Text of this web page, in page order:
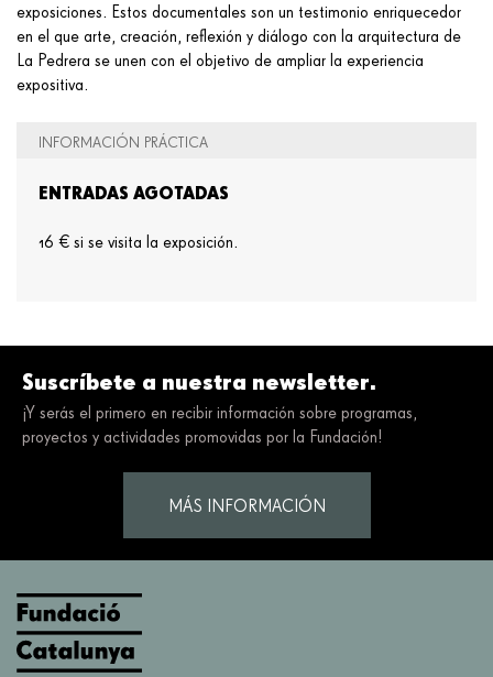
exposiciones. Estos documentales son un testimonio enriquecedor
en el que arte, creación, reflexión y diálogo con la arquitectura de
La Pedrera se unen con el objetivo de ampliar la experiencia
expositiva.
INFORMACIÓN PRÁCTICA
ENTRADAS AGOTADAS
16 € si se visita la exposición.
Suscríbete a nuestra newsletter.
¡Y serás el primero en recibir información sobre programas,
proyectos y actividades promovidas por la Fundación!
MÁS INFORMACIÓN